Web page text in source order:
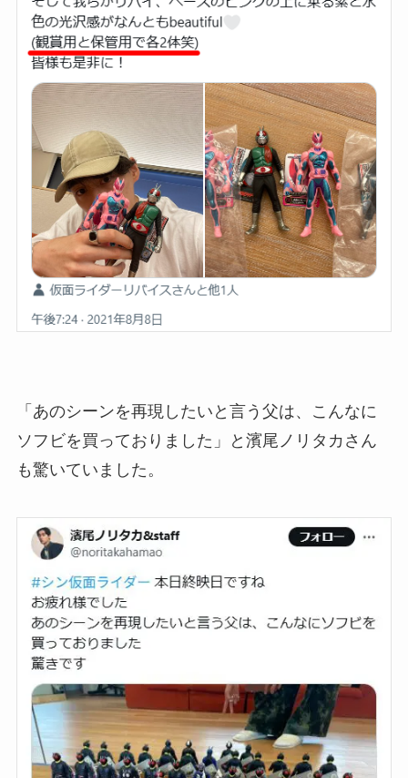
「あのシーンを再現したいと言う父は、こんなに
ソフビを買っておりました」と濱尾ノリタカさん
も驚いていました。